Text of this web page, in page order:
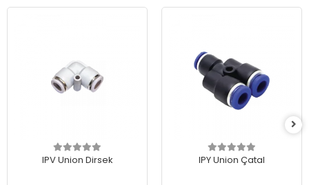
IPV Union Dirsek IPY Union Çatal